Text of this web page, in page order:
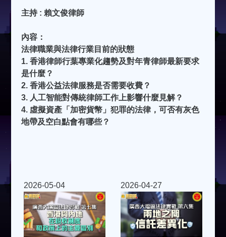
主持 : 賴文俊律師
內容：
法律職業與法律行業目前的狀態
1. 香港律師行葉專業化趨勢及對年青律師最新要求
是什麼？
2. 香港公益法律服務是否需要收費？
3. 人工智能對傳統律師工作上影響什麼見解？
4. 虛擬資產「加密貨幣」犯罪的法律，可否有灰色
地帶及空白點會有哪些？
2026-05-04 2026-04-27